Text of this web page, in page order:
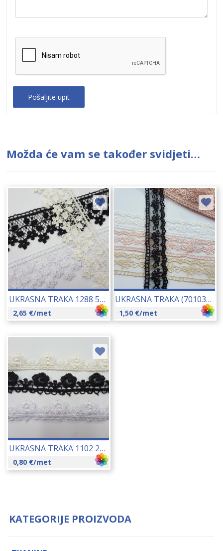
Možda će vam se također svidjeti…
UKRASNA TRAKA 1288 50 MM 17261
2,65 €/met
UKRASNA TRAKA (70103) 25 MM 17260
1,50 €/met
UKRASNA TRAKA 1102 20 MM 14299
0,80 €/met
KATEGORIJE PROIZVODA